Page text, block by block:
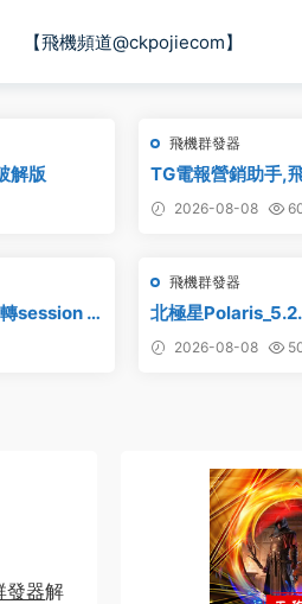
【飛機頻道@ckpojiecom】
解版
飛機群發器
TG電報營銷助手,
器,群發器破解版,
發協議,Telegram
2026-08-08
session –
飛機群發器
北極星
_TG群發軟件
版
2026-08-08
發器解